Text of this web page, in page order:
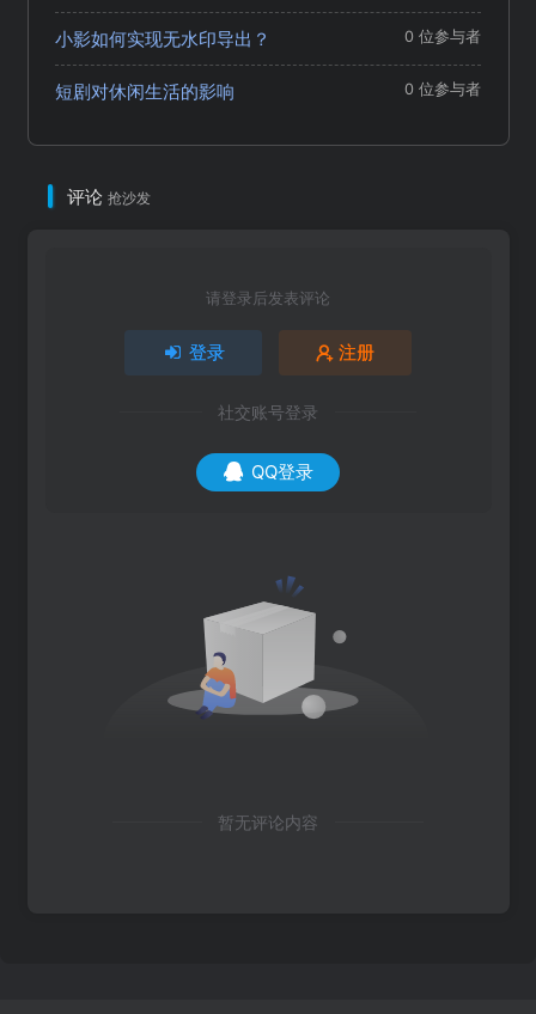
小影如何实现无水印导出？ 0 位参与者
短剧对休闲生活的影响 0 位参与者
评论 抢沙发
请登录后发表评论
登录 注册
社交账号登录
QQ登录
暂无评论内容